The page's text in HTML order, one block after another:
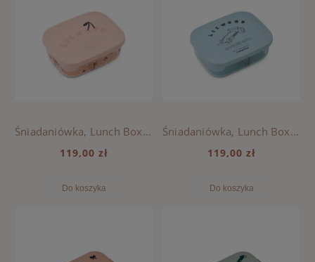
Śniadaniówka, Lunch Box Arthur Tritan Liewood - CHERRY HEART LIEWOOD / ROSEY
119,00 zł
Do koszyka
Śniadaniówka, Lunch Box Arthur Tritan Liewood - RACE CARS / BEACH BLUE
119,00 zł
Do koszyka